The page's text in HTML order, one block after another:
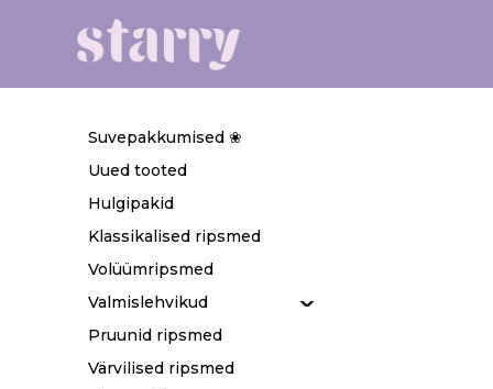
Suvepakkumised ❀
Uued tooted
Hulgipakid
Klassikalised ripsmed
Volüümripsmed
Valmislehvikud
Pruunid ripsmed
Värvilised ripsmed